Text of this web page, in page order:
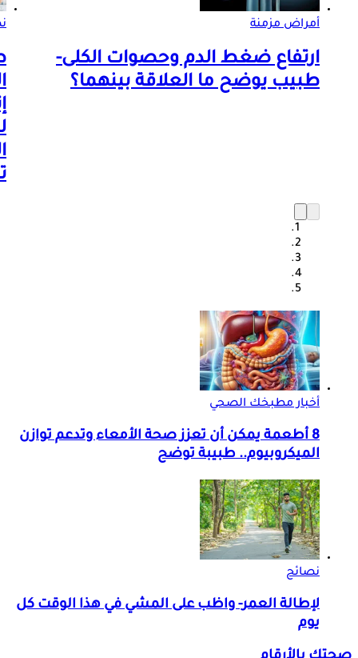
أمراض مزمنة
ارتفاع ضغط الدم وحصوات الكلى-
طبيب يوضح ما العلاقة بينهما؟
أخبار مطبخك الصحي
8 أطعمة يمكن أن تعزز صحة الأمعاء وتدعم توازن
الميكروبيوم.. طبيبة توضح
نصائح
لإطالة العمر- واظب على المشي في هذا الوقت كل
يوم